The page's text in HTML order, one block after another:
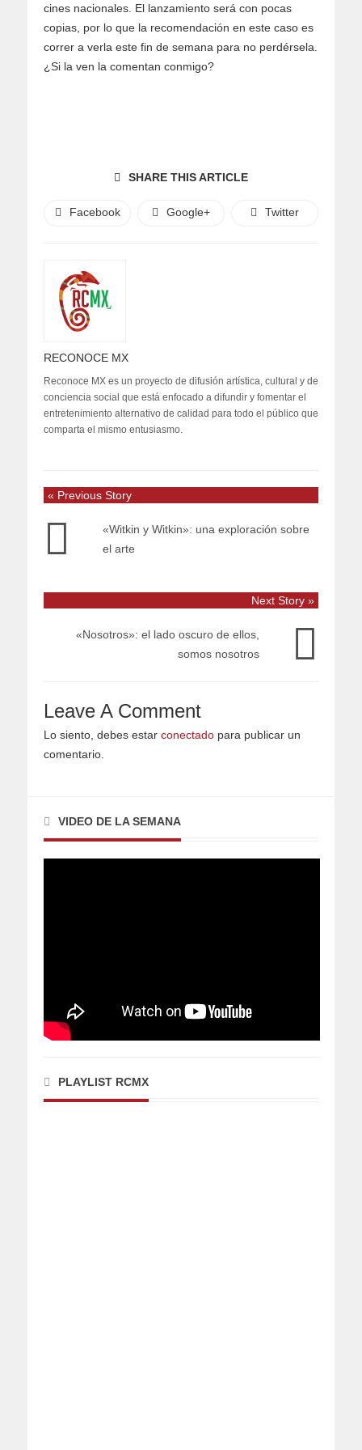
cines nacionales. El lanzamiento será con pocas
copias, por lo que la recomendación en este caso es
correr a verla este fin de semana para no perdérsela.
¿Si la ven la comentan conmigo?
SHARE THIS ARTICLE
Facebook Google+ Twitter
RECONOCE MX
Reconoce MX es un proyecto de difusión artística, cultural y de
conciencia social que está enfocado a difundir y fomentar el
entretenimiento alternativo de calidad para todo el público que
comparta el mismo entusiasmo.
« Previous Story
«Witkin y Witkin»: una exploración sobre
el arte
Next Story »
«Nosotros»: el lado oscuro de ellos,
somos nosotros
Leave A Comment
Lo siento, debes estar conectado para publicar un
comentario.
VIDEO DE LA SEMANA
PLAYLIST RCMX